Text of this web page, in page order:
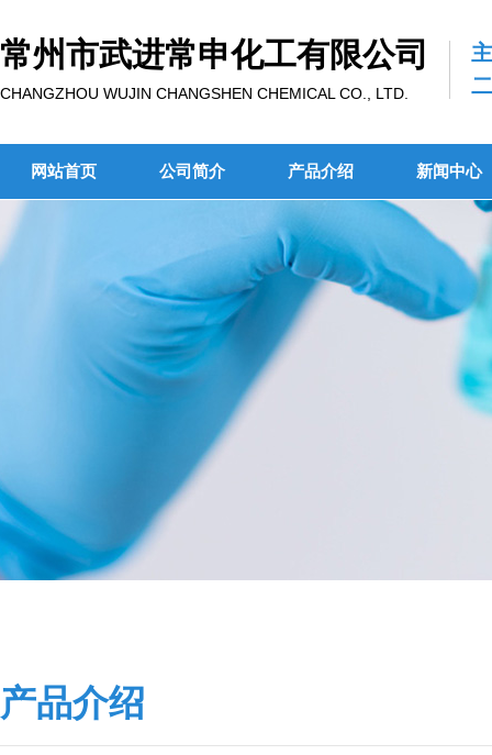
常州市武进常申化工有限公司
CHANGZHOU WUJIN CHANGSHEN CHEMICAL CO., LTD.
网站首页 公司简介 产品介绍 新闻中心
产品介绍